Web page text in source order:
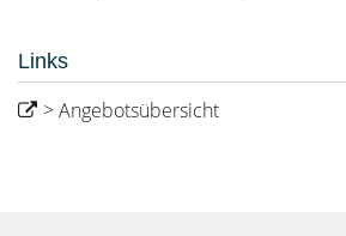
Links
> Angebotsübersicht